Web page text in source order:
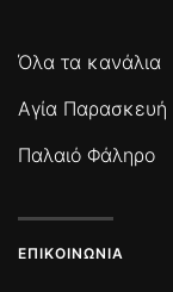
Όλα τα κανάλια
Αγία Παρασκευή
Παλαιό Φάληρο
ΕΠΙΚΟΙΝΩΝΊΑ